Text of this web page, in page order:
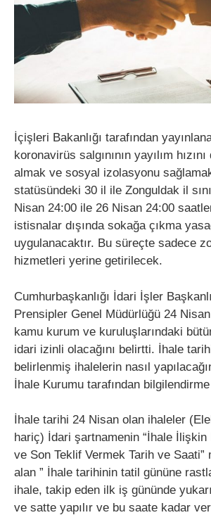
İçişleri Bakanlığı tarafından
koronavirüs salgınının yayılım
almak ve sosyal izolasyonu
statüsündeki 30 il ile Zonguldak il
Nisan 24:00 ile 26 Nisan 24:00
istisnalar dışında sokağa çıkma
uygulanacaktır. Bu süreçte sadece
hizmetleri yerine getirilecek.
Cumhurbaşkanlığı İdari İşler
Prensipler Genel Müdürlüğü 24
kamu kurum ve kuruluşlarındaki
idari izinli olacağını belirtti. İhale
belirlenmiş ihalelerin nasıl
İhale Kurumu tarafından bilgilendirme
İhale tarihi 24 Nisan olan ihaleler
hariç) İdari şartnamenin “İhale
ve Son Teklif Vermek Tarih ve Saati”
alan ” İhale tarihinin tatil gününe
ihale, takip eden ilk iş gününde
ve satte yapılır ve bu saate kadar